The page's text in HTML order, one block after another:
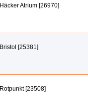
Häcker Atrium [26970]
Bristol [25381]
Rotpunkt [23508]